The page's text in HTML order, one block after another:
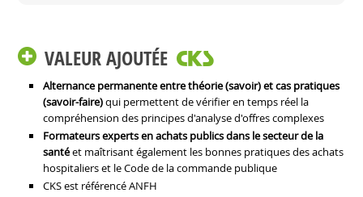
VALEUR AJOUTÉE
Alternance permanente entre théorie (savoir) et cas pratiques
(savoir-faire)qui permettent de vérifier en temps réel la
compréhension des principes d'analyse d'offres complexes
Formateurs experts en achats publics dans le secteur de la
santéet maîtrisant également les bonnes pratiques des achats
hospitaliers et le Code de la commande publique
CKS est référencé ANFH